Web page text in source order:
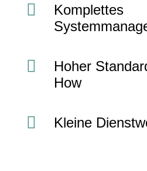

Komplettes

Hoher
How
 Kleine